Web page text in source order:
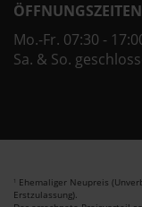
Mo.-Fr. 07:30 -
Sa. & So.
1 Ehemaliger Neupreis
Erstzulassung).